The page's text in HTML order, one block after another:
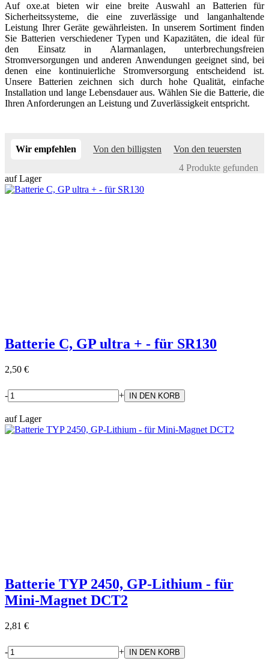
Auf oxe.at bieten wir eine breite Auswahl an Batterien für
Sicherheitssysteme, die eine zuverlässige und langanhaltende
Leistung Ihrer Geräte gewährleisten. In unserem Sortiment finden
Sie Batterien verschiedener Typen und Kapazitäten, die ideal für
den Einsatz in Alarmanlagen, unterbrechungsfreien
Stromversorgungen und anderen Anwendungen geeignet sind, bei
denen eine kontinuierliche Stromversorgung entscheidend ist.
Unsere Batterien zeichnen sich durch hohe Qualität, einfache
Installation und lange Lebensdauer aus. Wählen Sie die Batterie, die
Ihren Anforderungen an Leistung und Zuverlässigkeit entspricht.
Wir empfehlen Von den billigsten
Von den teuersten
4 Produkte gefunden
auf Lager
Batterie C, GP ultra + - für SR130
2,50 €
- +
auf Lager
Batterie TYP 2450, GP-Lithium - für
Mini-Magnet DCT2
2,81 €
- +